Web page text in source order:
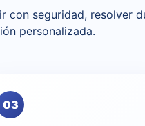
con seguridad, resolver
personalizada.
03